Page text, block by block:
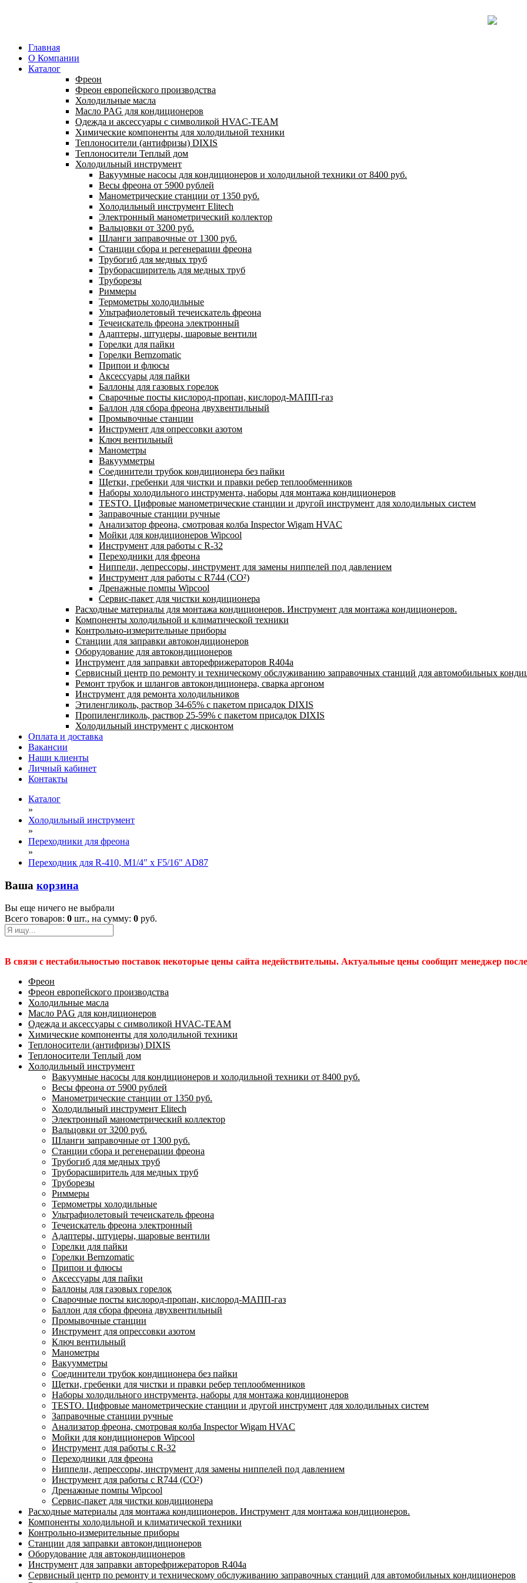
Главная
О Компании
Каталог
Фреон
Фреон европейского производства
Холодильные масла
Масло PAG для кондиционеров
Одежда и аксессуары с символикой HVAC-TEAM
Химические компоненты для холодильной техники
Теплоносители (антифризы) DIXIS
Теплоносители Теплый дом
Холодильный инструмент
Вакуумные насосы для кондиционеров и холодильной техники от 8400 руб.
Весы фреона от 5900 рублей
Манометрические станции от 1350 руб.
Холодильный инструмент Elitech
Электронный манометрический коллектор
Вальцовки от 3200 руб.
Шланги заправочные от 1300 руб.
Станции сбора и регенерации фреона
Трубогиб для медных труб
Труборасширитель для медных труб
Труборезы
Риммеры
Термометры холодильные
Ультрафиолетовый течеискатель фреона
Течеискатель фреона электронный
Адаптеры, штуцеры, шаровые вентили
Горелки для пайки
Горелки Bernzomatic
Припои и флюсы
Аксессуары для пайки
Баллоны для газовых горелок
Сварочные посты кислород-пропан, кислород-МАПП-газ
Баллон для сбора фреона двухвентильный
Промывочные станции
Инструмент для опрессовки азотом
Ключ вентильный
Манометры
Вакуумметры
Соединители трубок кондиционера без пайки
Щетки, гребенки для чистки и правки ребер теплообменников
Наборы холодильного инструмента, наборы для монтажа кондиционеров
TESTO. Цифровые манометрические станции и другой инструмент для холодильных систем
Заправочные станции ручные
Анализатор фреона, смотровая колба Inspector Wigam HVAC
Мойки для кондиционеров Wipcool
Инструмент для работы с R-32
Переходники для фреона
Ниппели, депрессоры, инструмент для замены ниппелей под давлением
Инструмент для работы с R744 (CO²)
Дренажные помпы Wipcool
Сервис-пакет для чистки кондиционера
Расходные материалы для монтажа кондиционеров. Инструмент для монтажа кондиционеров.
Компоненты холодильной и климатической техники
Контрольно-измерительные приборы
Станции для заправки автокондиционеров
Оборудование для автокондиционеров
Инструмент для заправки авторефрижераторов R404a
Сервисный центр по ремонту и техническому обслуживанию заправочных станций для автомобильных
Ремонт трубок и шлангов автокондиционера, сварка аргоном
Инструмент для ремонта холодильников
Этиленгликоль, раствор 34-65% с пакетом присадок DIXIS
Пропиленгликоль, раствор 25-59% с пакетом присадок DIXIS
Холодильный инструмент с дисконтом
Оплата и доставка
Вакансии
Наши клиенты
Личный кабинет
Контакты
Каталог
»
Холодильный инструмент
»
Переходники для фреона
»
Переходник для R-410, M1/4" x F5/16" AD87
Ваша корзина
Вы еще ничего не выбрали
Всего товаров: 0 шт., на сумму: 0 руб.
В связи с нестабильностью поставок некоторые цены сайта недействительны. Актуальные цены сообщит менеджер
Фреон
Фреон европейского производства
Холодильные масла
Масло PAG для кондиционеров
Одежда и аксессуары с символикой HVAC-TEAM
Химические компоненты для холодильной техники
Теплоносители (антифризы) DIXIS
Теплоносители Теплый дом
Холодильный инструмент
Вакуумные насосы для кондиционеров и холодильной техники от 8400 руб.
Весы фреона от 5900 рублей
Манометрические станции от 1350 руб.
Холодильный инструмент Elitech
Электронный манометрический коллектор
Вальцовки от 3200 руб.
Шланги заправочные от 1300 руб.
Станции сбора и регенерации фреона
Трубогиб для медных труб
Труборасширитель для медных труб
Труборезы
Риммеры
Термометры холодильные
Ультрафиолетовый течеискатель фреона
Течеискатель фреона электронный
Адаптеры, штуцеры, шаровые вентили
Горелки для пайки
Горелки Bernzomatic
Припои и флюсы
Аксессуары для пайки
Баллоны для газовых горелок
Сварочные посты кислород-пропан, кислород-МАПП-газ
Баллон для сбора фреона двухвентильный
Промывочные станции
Инструмент для опрессовки азотом
Ключ вентильный
Манометры
Вакуумметры
Соединители трубок кондиционера без пайки
Щетки, гребенки для чистки и правки ребер теплообменников
Наборы холодильного инструмента, наборы для монтажа кондиционеров
TESTO. Цифровые манометрические станции и другой инструмент для холодильных систем
Заправочные станции ручные
Анализатор фреона, смотровая колба Inspector Wigam HVAC
Мойки для кондиционеров Wipcool
Инструмент для работы с R-32
Переходники для фреона
Ниппели, депрессоры, инструмент для замены ниппелей под давлением
Инструмент для работы с R744 (CO²)
Дренажные помпы Wipcool
Сервис-пакет для чистки кондиционера
Расходные материалы для монтажа кондиционеров. Инструмент для монтажа кондиционеров.
Компоненты холодильной и климатической техники
Контрольно-измерительные приборы
Станции для заправки автокондиционеров
Оборудование для автокондиционеров
Инструмент для заправки авторефрижераторов R404a
Сервисный центр по ремонту и техническому обслуживанию заправочных станций для автомобильных кондиционеров